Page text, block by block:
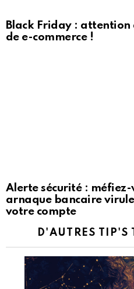
Black Friday : attention
de e-commerce !
Alerte sécurité : méfiez-
arnaque bancaire
votre compte
D'AUTRES TIP'S